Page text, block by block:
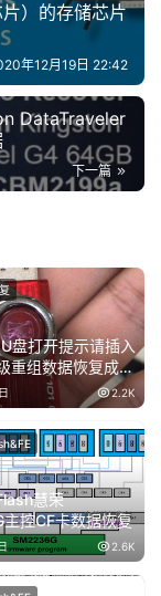
）的存储芯片
年12月19日 22:42
DataTraveler
下一篇
盘打开提示请插入
重组数据恢复成功
2.2K
慧荣
控CF卡数据恢复
2.6K